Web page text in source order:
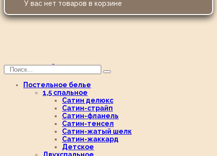
У вас нет товаров в корзине
Постельное белье
1,5 спальное
Сатин делюкс
Сатин-страйп
Сатин-фланель
Сатин-тенсел
Сатин-жатый шелк
Сатин-жаккард
Детское
Двухспальное